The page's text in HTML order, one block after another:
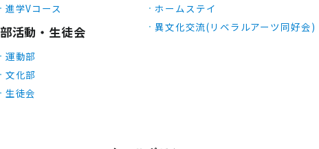
進学Vコース
部活動・生徒会
運動部
文化部
生徒会
ホームステイ
異文化交流(リベラルアーツ同好会)